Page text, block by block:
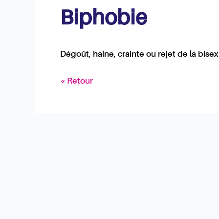
Biphobie
Dégoût, haine, crainte ou rejet de la
« Retour